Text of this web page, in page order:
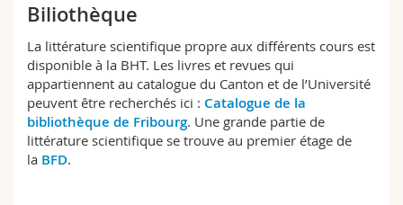
Biliothèque
La littérature scientifique propre aux différents cours est
disponible à la BHT. Les livres et revues qui
appartiennent au catalogue du Canton et de l’Université
peuvent être recherchés ici : Catalogue de la
bibliothèque de Fribourg. Une grande partie de
littérature scientifique se trouve au premier étage de
la BFD.